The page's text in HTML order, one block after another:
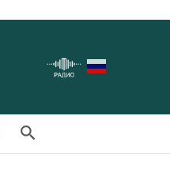
Search Button